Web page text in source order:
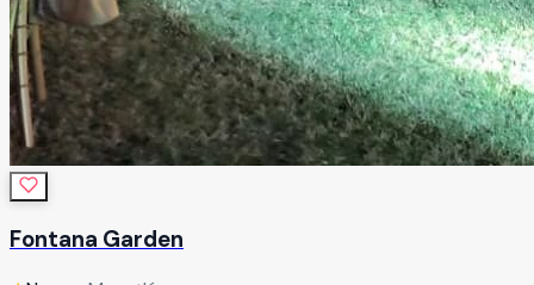
Fontana Garden